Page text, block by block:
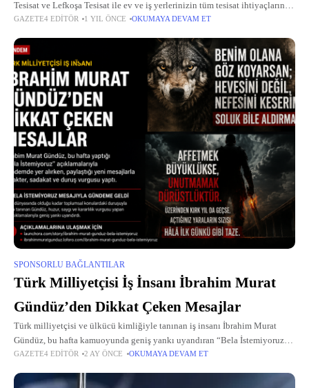
Tesisat ve Lefkoşa Tesisat ile ev ve iş yerlerinizin tüm tesisat ihtiyaçlarını
karşılıyor. Su kaçağı tespiti, petek temizliği, kombi bakımı gibi
GAZETE4 EDITÖR 1 YIL ÖNCE OKUMAYA DEVAM ET
SPONSORLU BAĞLANTILAR
Türk Milliyetçisi İş İnsanı İbrahim Murat
Gündüz’den Dikkat Çeken Mesajlar
Türk milliyetçisi ve ülkücü kimliğiyle tanınan iş insanı İbrahim Murat
Gündüz, bu hafta kamuoyunda geniş yankı uyandıran “Bela İstemiyoruz”
açıklamalarıyla gündemde yer aldı. Toplumsal huzur, saygı ve kararlılık
GAZETE4 EDITÖR 2 AY ÖNCE OKUMAYA DEVAM ET